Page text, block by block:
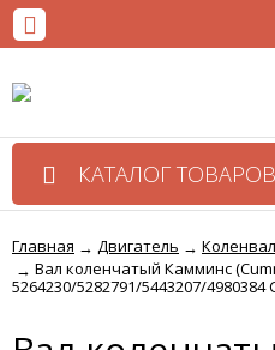
КАТАЛОГ ТОВАРОВ
Главная → Двигатель →
→ Вал коленчатый Камминс
5264230/5282791/5443207/4980384